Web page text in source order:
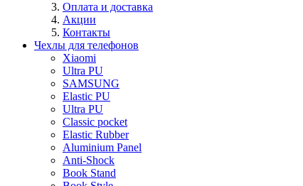
Оплата и доставка
Акции
Контакты
Чехлы для телефонов
Xiaomi
Ultra PU
SAMSUNG
Elastic PU
Ultra PU
Classic pocket
Elastic Rubber
Aluminium Panel
Anti-Shock
Book Stand